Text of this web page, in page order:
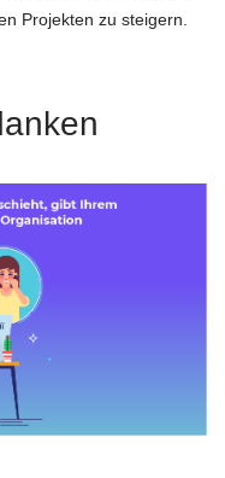
Projekten zu steigern.